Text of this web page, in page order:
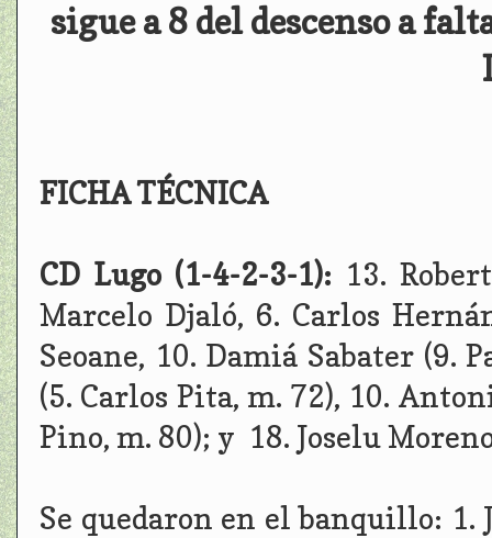
sigue a 8 del descenso a
FICHA TÉCNICA
CD Lugo (1-4-2-3-1): 13.
Marcelo Djaló, 6. Carlos
Seoane, 10. Damiá Sabater (9.
(5. Carlos Pita, m. 72), 10.
Pino, m. 80); y 18. Joselu
Se quedaron en el banquillo: 1.